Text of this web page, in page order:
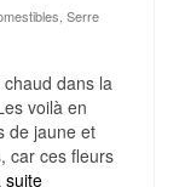
Serre
chaud dans la
voilà en
de jaune et
car ces fleurs
suite